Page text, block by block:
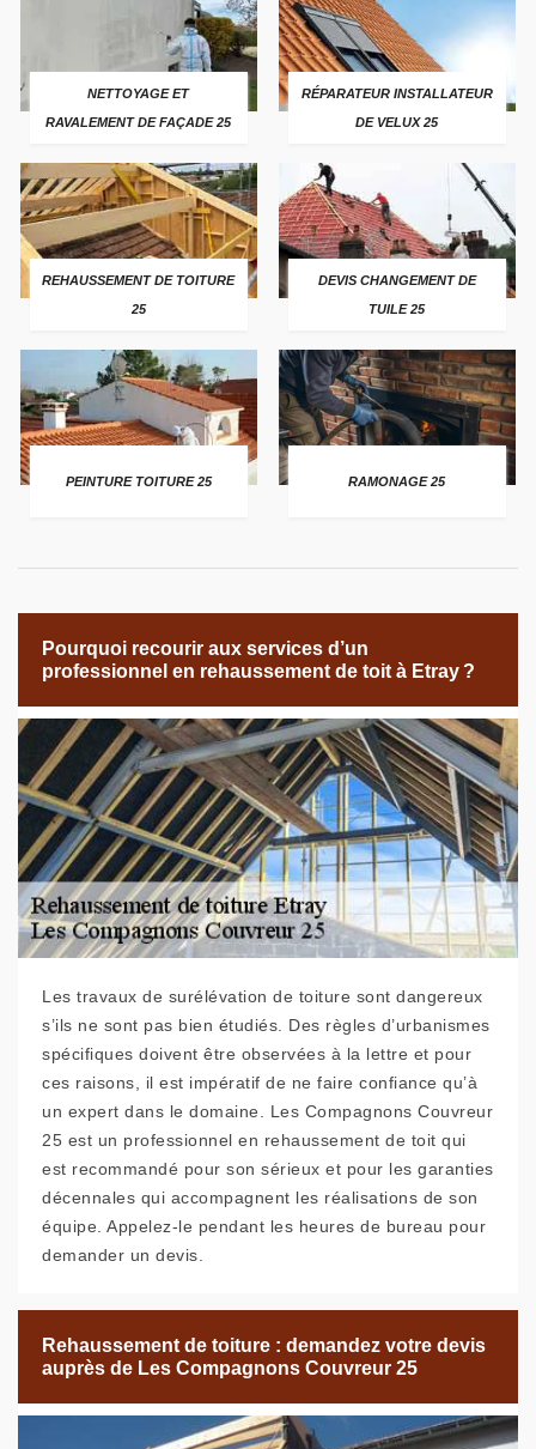
NETTOYAGE ET
RAVALEMENT DE FAÇADE 25
RÉPARATEUR INSTALLATEUR
DE VELUX 25
REHAUSSEMENT DE TOITURE
25
DEVIS CHANGEMENT DE
TUILE 25
PEINTURE TOITURE 25 RAMONAGE 25
Pourquoi recourir aux services d’un
professionnel en rehaussement de toit à Etray ?
Les travaux de surélévation de toiture sont dangereux
s’ils ne sont pas bien étudiés. Des règles d’urbanismes
spécifiques doivent être observées à la lettre et pour
ces raisons, il est impératif de ne faire confiance qu’à
un expert dans le domaine. Les Compagnons Couvreur
25 est un professionnel en rehaussement de toit qui
est recommandé pour son sérieux et pour les garanties
décennales qui accompagnent les réalisations de son
équipe. Appelez-le pendant les heures de bureau pour
demander un devis.
Rehaussement de toiture : demandez votre devis
auprès de Les Compagnons Couvreur 25